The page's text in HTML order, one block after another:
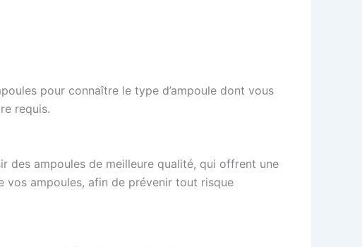
pour connaître le type d’ampoule dont vous
requis.
des ampoules de meilleure qualité, qui offrent une
vos ampoules, afin de prévenir tout risque